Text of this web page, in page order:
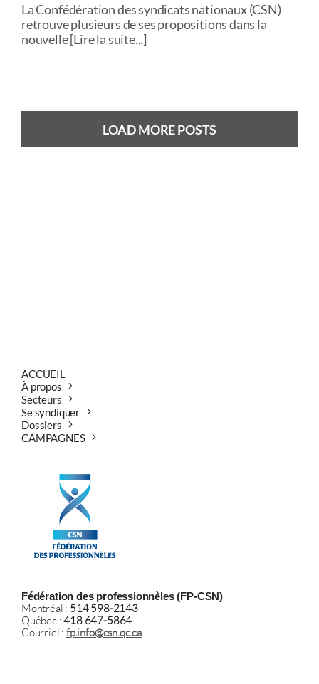
La Confédération des syndicats nationaux (CSN)
retrouve plusieurs de ses propositions dans la
nouvelle [Lire la suite...]
LOAD MORE POSTS
ACCUEIL
À propos
Secteurs
Se syndiquer
Dossiers
CAMPAGNES
Fédération des professionnèles (FP-CSN)
Montréal : 514 598-2143
Québec :418 647-5864
Courriel :fp.info@csn.qc.ca